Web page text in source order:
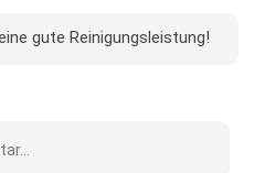
gute Reinigungsleistung!